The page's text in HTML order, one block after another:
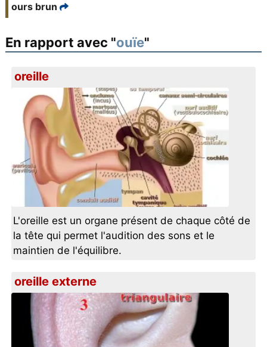
ours brun
En rapport avec "ouïe"
oreille
L'oreille est un organe présent de chaque côté de
la tête qui permet l'audition des sons et le
maintien de l'équilibre.
oreille externe